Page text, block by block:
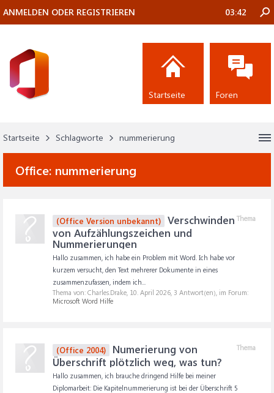
Startseite Schlagworte nummerierung
Office: nummerierung
Thema
(Office Version unbekannt)
Verschwinden
von Aufzählungszeichen und
Nummerierungen
Hallo zusammen, ich habe ein Problem mit Word. Ich habe vor
kurzem versucht, den Text mehrerer Dokumente in eines
zusammenzufassen, indem ich...
Thema von: Charles.Drake, 10. April 2026, 3 Antwort(en), im Forum:
Microsoft Word Hilfe
Thema
(Office 2004)
Numerierung von
Überschrift plötzlich weg, was tun?
Hallo zusammen, ich brauche dringend Hilfe bei meiner
Diplomarbeit: Die Kapitelnummerierung ist bei der Überschrift 5
ANMELDEN ODER REGISTRIEREN 03:42
Startseite Foren